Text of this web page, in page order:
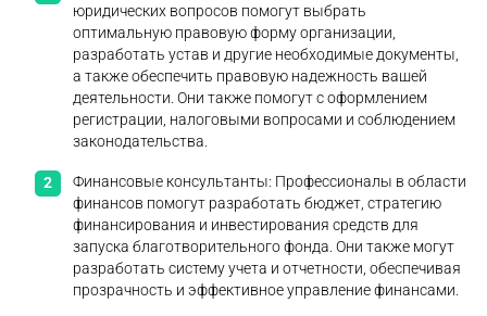
юридических вопросов помогут выбрать
оптимальную правовую форму организации,
разработать устав и другие необходимые документы,
а также обеспечить правовую надежность вашей
деятельности. Они также помогут с оформлением
регистрации, налоговыми вопросами и соблюдением
законодательства.
Финансовые консультанты: Профессионалы в области
финансов помогут разработать бюджет, стратегию
финансирования и инвестирования средств для
запуска благотворительного фонда. Они также могут
разработать систему учета и отчетности, обеспечивая
прозрачность и эффективное управление финансами.